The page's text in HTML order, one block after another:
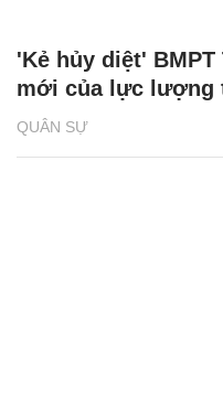
QUÂN SỰ
'Kẻ hủy diệt'
mới của lực lượng